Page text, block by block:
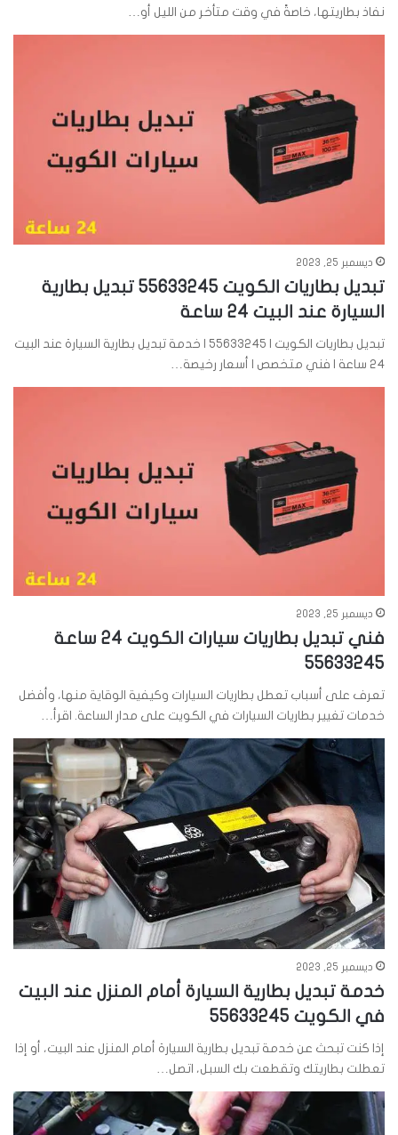
نفاذ بطاريتها، خاصةً في وقت متأخر من الليل أو…
ديسمبر 25, 2023
تبديل بطاريات الكويت 55633245 تبديل بطارية
السيارة عند البيت 24 ساعة
تبديل بطاريات الكويت | 55633245 | خدمة تبديل بطارية السيارة عند البيت
24 ساعة | فني متخصص | أسعار رخيصة…
ديسمبر 25, 2023
فني تبديل بطاريات سيارات الكويت 24 ساعة
55633245
تعرف على أسباب تعطل بطاريات السيارات وكيفية الوقاية منها، وأفضل
خدمات تغيير بطاريات السيارات في الكويت على مدار الساعة. اقرأ…
ديسمبر 25, 2023
خدمة تبديل بطارية السيارة أمام المنزل عند البيت
في الكويت 55633245
إذا كنت تبحث عن خدمة تبديل بطارية السيارة أمام المنزل عند البيت، أو إذا
تعطلت بطاريتك وتقطعت بك السبل، اتصل…